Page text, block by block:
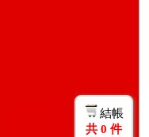
結帳
共 0 件